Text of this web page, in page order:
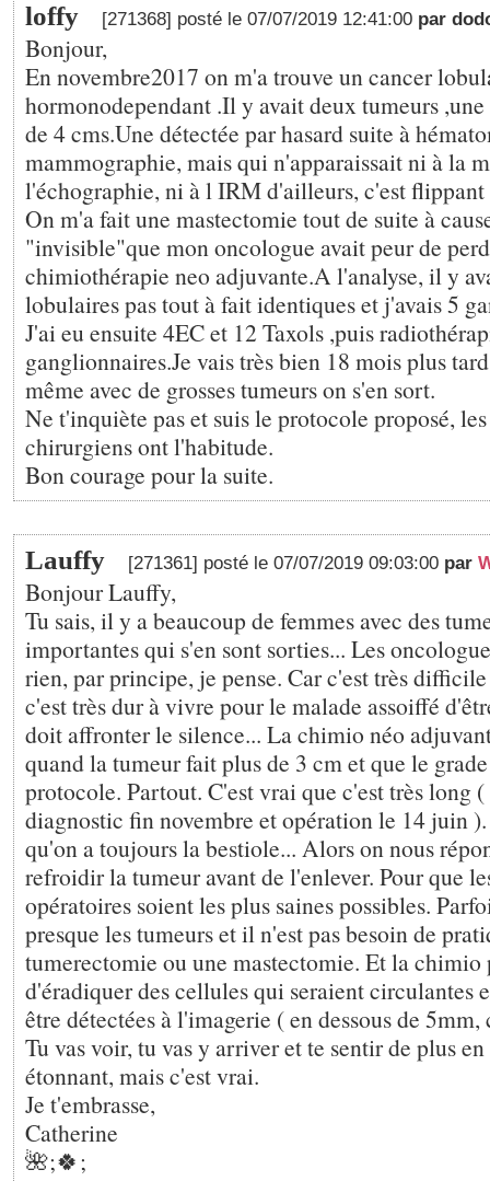
loffy [271368] posté le 07/07/2019 12:41:00 par
Bonjour,
En novembre2017 on m'a trouve un cancer
hormonodependant .Il y avait deux tumeurs
de 4 cms.Une détectée par hasard suite à
mammographie, mais qui n'apparaissait ni à la
l'échographie, ni à l IRM d'ailleurs, c'est flippant
On m'a fait une mastectomie tout de suite à
"invisible"que mon oncologue avait peur de
chimiothérapie neo adjuvante.A l'analyse, il y
lobulaires pas tout à fait identiques et j'avais 5
J'ai eu ensuite 4EC et 12 Taxols ,puis
ganglionnaires.Je vais très bien 18 mois plus
même avec de grosses tumeurs on s'en sort.
Ne t'inquiète pas et suis le protocole proposé,
chirurgiens ont l'habitude.
Bon courage pour la suite.
Lauffy [271361] posté le 07/07/2019 09:03:00 par
Bonjour Lauffy,
Tu sais, il y a beaucoup de femmes avec des
importantes qui s'en sont sorties... Les
rien, par principe, je pense. Car c'est très
c'est très dur à vivre pour le malade assoiffé
doit affronter le silence... La chimio néo
quand la tumeur fait plus de 3 cm et que le
protocole. Partout. C'est vrai que c'est très long
diagnostic fin novembre et opération le 14 juin
qu'on a toujours la bestiole... Alors on nous
refroidir la tumeur avant de l'enlever. Pour que
opératoires soient les plus saines possibles.
presque les tumeurs et il n'est pas besoin de
tumerectomie ou une mastectomie. Et la chimio
d'éradiquer des cellules qui seraient circulantes
être détectées à l'imagerie ( en dessous de
Tu vas voir, tu vas y arriver et te sentir de plus
étonnant, mais c'est vrai.
Je t'embrasse,
Catherine
🌺;🍀;